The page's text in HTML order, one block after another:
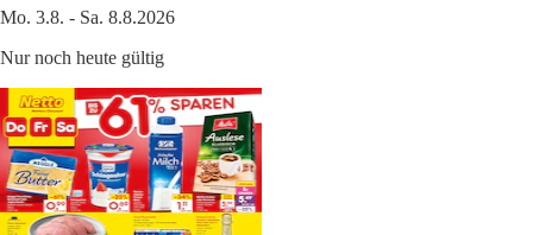
Mo. 3.8. - Sa. 8.8.2026
Nur noch heute gültig